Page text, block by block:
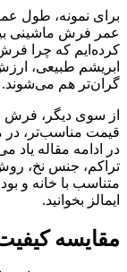
کرده‌ایم که چرا
ابریشم طبیعی،
گران‌تر هم می‌شوند.
از سوی دیگر، فرش
قیمت مناسب‌تر، در
در ادامه مقاله یاد
تراکم، جنس نخ،
متناسب با خانه و
ایمالز بخوانید.
مقایسه